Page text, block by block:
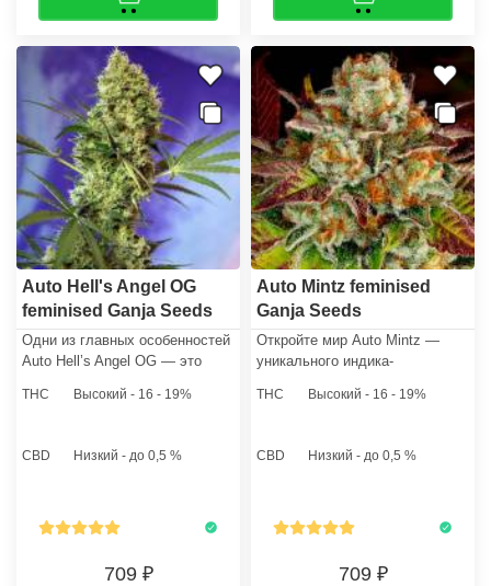
Auto Hell's Angel OG
feminised Ganja Seeds
Одни из главных особенностей
Auto Hell’s Angel OG — это
запоминающийся вкус и
THC Высокий - 16 - 19%
CBD Низкий - до 0,5 %
709
Auto Mintz feminised
Ganja Seeds
Откройте мир Auto Mintz —
уникального индика-
перевернет ваше
THC Высокий - 16 - 19%
CBD Низкий - до 0,5 %
709